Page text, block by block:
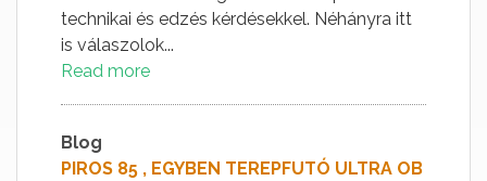
technikai és edzés kérdésekkel. Néhányra itt
is válaszolok...
Read more
Blog
PIROS 85 , EGYBEN TEREPFUTÓ ULTRA OB